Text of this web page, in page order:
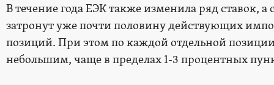
В течение года ЕЭК также изменила ряд ставок, а
затронут уже почти половину действующих
позиций. При этом по каждой отдельной
небольшим, чаще в пределах 1-3 процентных